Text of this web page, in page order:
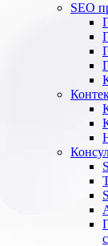
SEO